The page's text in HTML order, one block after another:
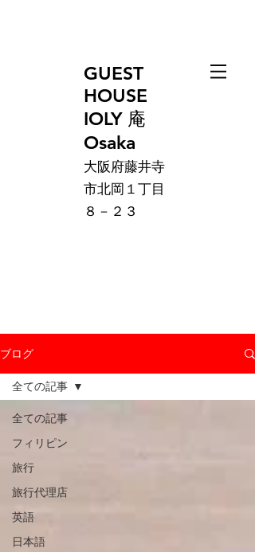
GUEST
HOUSE
IOLY 庵
Osaka
大阪府藤井寺
市北岡１丁目
８－２３
ブログ
全ての記事
フィリピン
旅行
旅行代理店
英語
日本語
全ての記事